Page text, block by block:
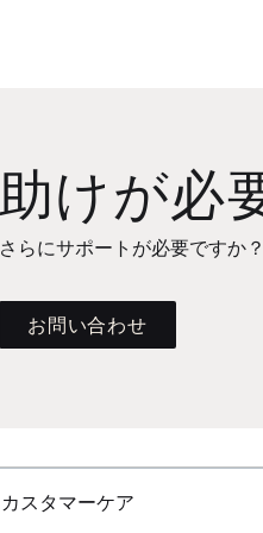
助けが必
さらにサポートが必要ですか
お問い合わせ
カスタマーケア